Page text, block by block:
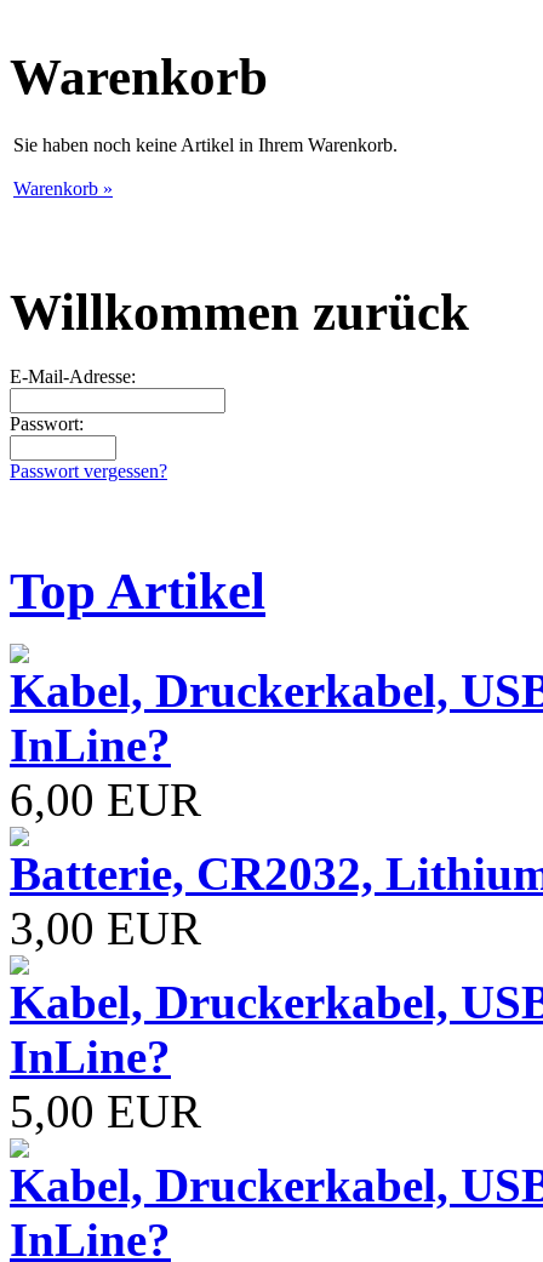
Warenkorb
Sie haben noch keine Artikel in Ihrem Warenkorb.
Warenkorb »
Willkommen zurück
E-Mail-Adresse:
Passwort:
Passwort vergessen?
Top Artikel
Kabel, Druckerkabel,
InLine?
6,00 EUR
Batterie, CR2032,
3,00 EUR
Kabel, Druckerkabel,
InLine?
5,00 EUR
Kabel, Druckerkabel,
InLine?